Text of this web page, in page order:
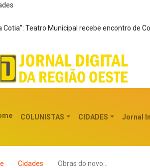
Cotia”: Teatro Municipal recebe encontro de
COLUNISTAS CIDADES Jornal
Cidades Obras do novo…